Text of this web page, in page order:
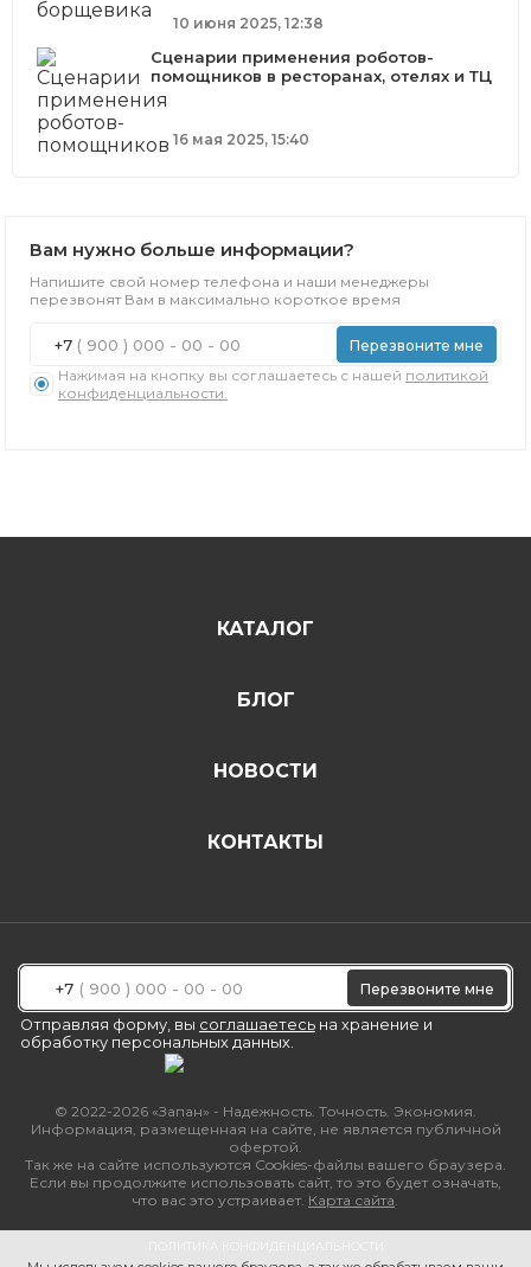
10 июня 2025, 12:38
Сценарии применения роботов-
помощников в ресторанах, отелях и ТЦ
16 мая 2025, 15:40
Вам нужно больше информации?
Напишите свой номер телефона и наши менеджеры
перезвонят Вам в максимально короткое время
+7
Перезвоните мне
Нажимая на кнопку вы соглашаетесь с нашей политикой
конфиденциальности.
КАТАЛОГ
БЛОГ
НОВОСТИ
КОНТАКТЫ
© 2022-2026 «Запан» - Надежность. Точность. Экономия.
Информация, размещенная на сайте, не является публичной
офертой.
Так же на сайте используются Cookies-файлы вашего браузера.
Если вы продолжите использовать сайт, то это будет означать,
что вас это устраивает. Карта сайта.
+7
Перезвоните мне
Отправляя форму, вы соглашаетесь на хранение и
обработку персональных данных.